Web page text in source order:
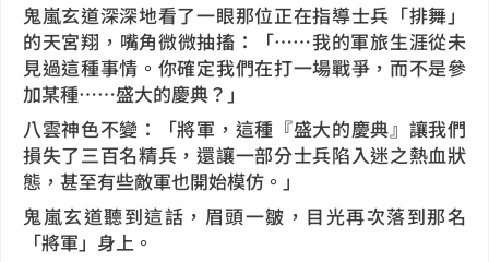
鬼嵐玄道深深地看了一眼那位正在指導士兵「排舞」
的天宮翔，嘴角微微抽搐：「……我的軍旅生涯從未
見過這種事情。你確定我們在打一場戰爭，而不是參
加某種……盛大的慶典？」
八雲神色不變：「將軍，這種『盛大的慶典』讓我們
損失了三百名精兵，還讓一部分士兵陷入迷之熱血狀
態，甚至有些敵軍也開始模仿。」
鬼嵐玄道聽到這話，眉頭一皺，目光再次落到那名
「將軍」身上。